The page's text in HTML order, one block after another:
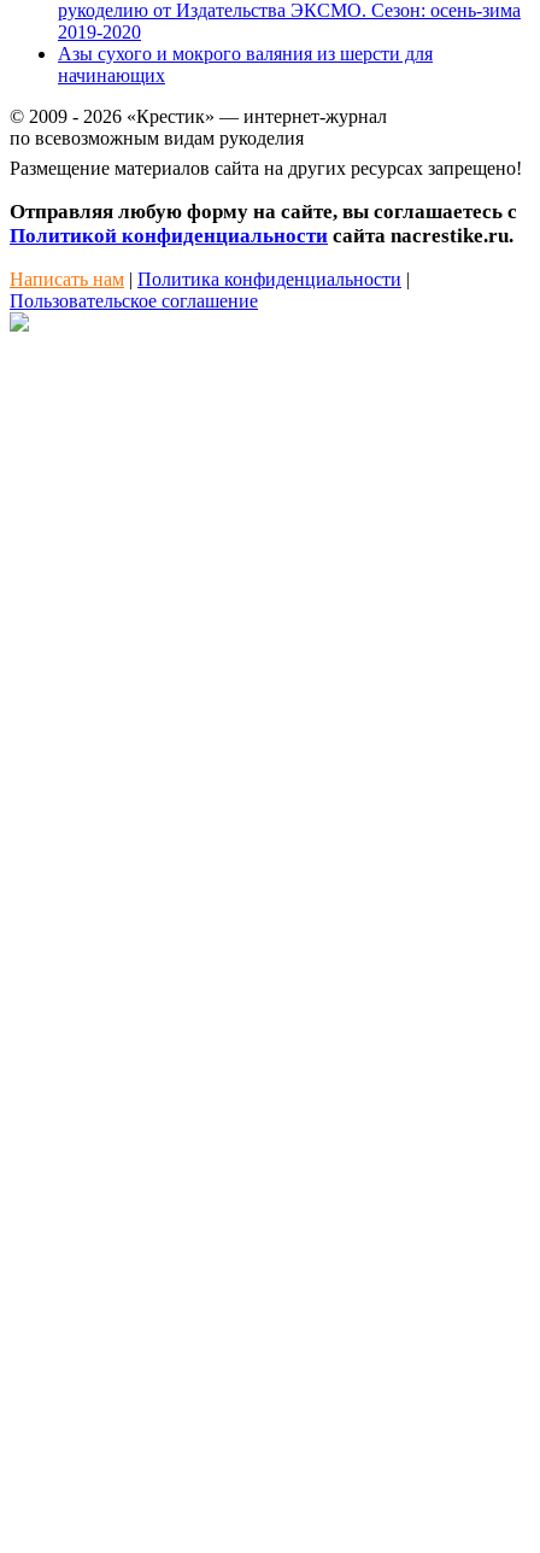
рукоделию от Издательства ЭКСМО. Сезон: осень-зима
2019-2020
Азы сухого и мокрого валяния из шерсти для
начинающих
© 2009 - 2026 «Крестик» — интернет-журнал
по всевозможным видам рукоделия
Размещение материалов сайта на других ресурсах запрещено!
Отправляя любую форму на сайте, вы соглашаетесь с
Политикой конфиденциальности сайта nacrestike.ru.
Написать нам | Политика конфиденциальности |
Пользовательское соглашение